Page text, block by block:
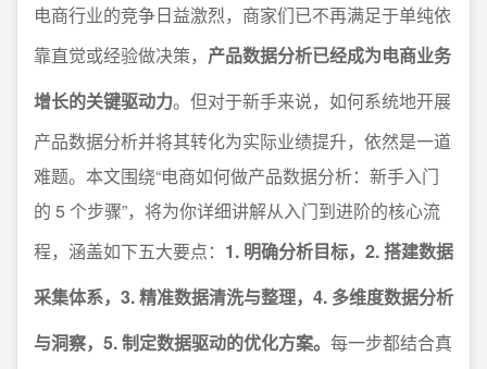
电商行业的竞争日益激烈，商家们已不再满足于单纯依
靠直觉或经验做决策， 产品数据分析已经成为电商业务
增长的关键驱动力。但对于新手来说，如何系统地开展
产品数据分析并将其转化为实际业绩提升，依然是一道
难题。本文围绕“电商如何做产品数据分析：新手入门
的 5 个步骤”，将为你详细讲解从入门到进阶的核心流
程，涵盖如下五大要点： 1. 明确分析目标，2. 搭建数据
采集体系，3. 精准数据清洗与整理，4. 多维度数据分析
与洞察，5. 制定数据驱动的优化方案。 每一步都结合真